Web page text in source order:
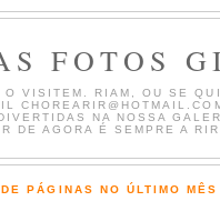
FOTOS
VISITEM. RIAM, OU SE
NA NOSSA
DE AGORA É SEMPRE A
PÁGINAS NO ÚLTIMO MÊS